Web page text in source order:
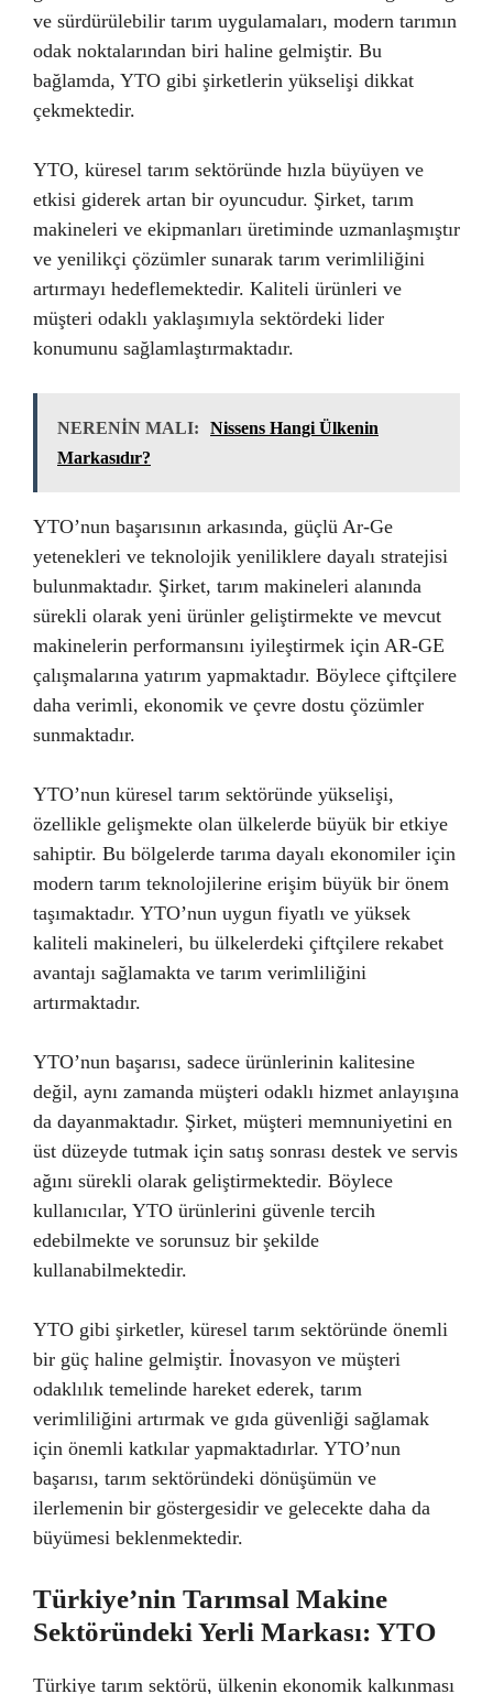
ve sürdürülebilir tarım uygulamaları, modern tarımın
odak noktalarından biri haline gelmiştir. Bu
bağlamda, YTO gibi şirketlerin yükselişi dikkat
çekmektedir.
YTO, küresel tarım sektöründe hızla büyüyen ve
etkisi giderek artan bir oyuncudur. Şirket, tarım
makineleri ve ekipmanları üretiminde uzmanlaşmıştır
ve yenilikçi çözümler sunarak tarım verimliliğini
artırmayı hedeflemektedir. Kaliteli ürünleri ve
müşteri odaklı yaklaşımıyla sektördeki lider
konumunu sağlamlaştırmaktadır.
NERENİN MALI:
Nissens Hangi Ülkenin
Markasıdır?
YTO’nun başarısının arkasında, güçlü Ar-Ge
yetenekleri ve teknolojik yeniliklere dayalı stratejisi
bulunmaktadır. Şirket, tarım makineleri alanında
sürekli olarak yeni ürünler geliştirmekte ve mevcut
makinelerin performansını iyileştirmek için AR-GE
çalışmalarına yatırım yapmaktadır. Böylece çiftçilere
daha verimli, ekonomik ve çevre dostu çözümler
sunmaktadır.
YTO’nun küresel tarım sektöründe yükselişi,
özellikle gelişmekte olan ülkelerde büyük bir etkiye
sahiptir. Bu bölgelerde tarıma dayalı ekonomiler için
modern tarım teknolojilerine erişim büyük bir önem
taşımaktadır. YTO’nun uygun fiyatlı ve yüksek
kaliteli makineleri, bu ülkelerdeki çiftçilere rekabet
avantajı sağlamakta ve tarım verimliliğini
artırmaktadır.
YTO’nun başarısı, sadece ürünlerinin kalitesine
değil, aynı zamanda müşteri odaklı hizmet anlayışına
da dayanmaktadır. Şirket, müşteri memnuniyetini en
üst düzeyde tutmak için satış sonrası destek ve servis
ağını sürekli olarak geliştirmektedir. Böylece
kullanıcılar, YTO ürünlerini güvenle tercih
edebilmekte ve sorunsuz bir şekilde
kullanabilmektedir.
YTO gibi şirketler, küresel tarım sektöründe önemli
bir güç haline gelmiştir. İnovasyon ve müşteri
odaklılık temelinde hareket ederek, tarım
verimliliğini artırmak ve gıda güvenliği sağlamak
için önemli katkılar yapmaktadırlar. YTO’nun
başarısı, tarım sektöründeki dönüşümün ve
ilerlemenin bir göstergesidir ve gelecekte daha da
büyümesi beklenmektedir.
Türkiye’nin Tarımsal Makine
Sektöründeki Yerli Markası: YTO
Türkiye tarım sektörü, ülkenin ekonomik kalkınması